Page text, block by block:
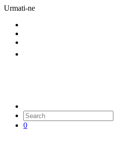
Urmati-ne
0